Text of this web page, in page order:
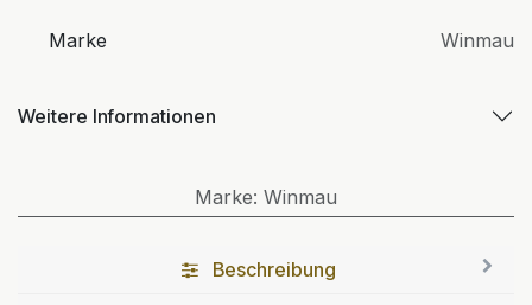
Marke Winmau
Weitere Informationen
Marke: Winmau
Beschreibung